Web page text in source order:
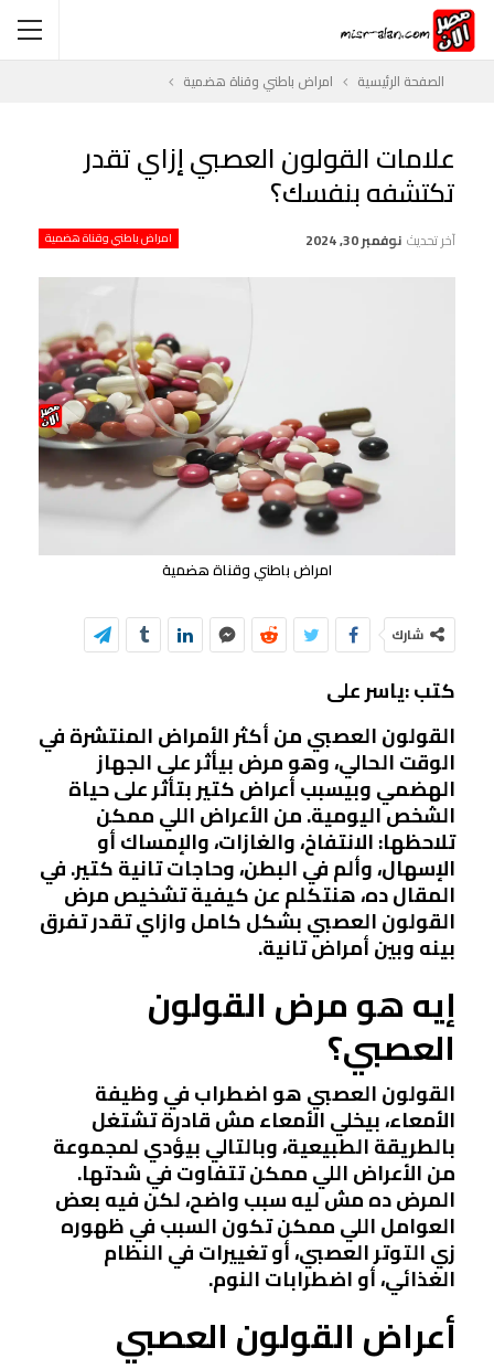
الصفحة الرئيسية امراض باطني وقناة هضمية
علامات القولون العصبي إزاي تقدر
تكتشفه بنفسك؟
امراض باطني وقناة هضمية آخر تحديث نوفمبر 30, 2024
امراض باطني وقناة هضمية
شارك
كتب :ياسر على
القولون العصبي من أكثر الأمراض المنتشرة في
الوقت الحالي، وهو مرض بيأثر على الجهاز
الهضمي وبيسبب أعراض كتير بتأثر على حياة
الشخص اليومية. من الأعراض اللي ممكن
تلاحظها: الانتفاخ، والغازات، والإمساك أو
الإسهال، وألم في البطن، وحاجات تانية كتير. في
المقال ده، هنتكلم عن كيفية تشخيص مرض
القولون العصبي بشكل كامل وازاي تقدر تفرق
بينه وبين أمراض تانية.
إيه هو مرض القولون
العصبي؟
القولون العصبي هو اضطراب في وظيفة
الأمعاء، بيخلي الأمعاء مش قادرة تشتغل
بالطريقة الطبيعية، وبالتالي بيؤدي لمجموعة
من الأعراض اللي ممكن تتفاوت في شدتها.
المرض ده مش ليه سبب واضح، لكن فيه بعض
العوامل اللي ممكن تكون السبب في ظهوره
زي التوتر العصبي، أو تغييرات في النظام
الغذائي، أو اضطرابات النوم.
أعراض القولون العصبي